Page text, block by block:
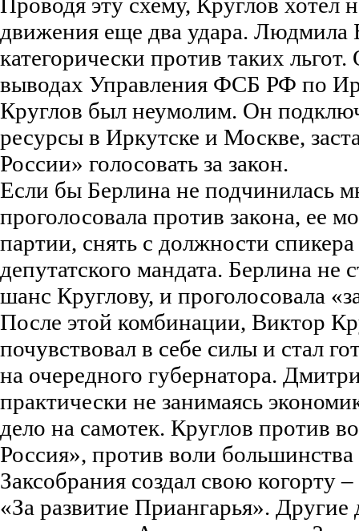
движения еще два удара. Людмила
категорически против таких
выводах Управления ФСБ РФ по
Круглов был неумолим. Он
ресурсы в Иркутске и Москве,
России» голосовать за закон.
Если бы Берлина не подчинилась
проголосовала против закона, ее
партии, снять с должности
депутатского мандата. Берлина не
шанс Круглову, и проголосовала
После этой комбинации, Виктор
почувствовал в себе силы и стал
на очередного губернатора.
практически не занимаясь
дело на самотек. Круглов против
Россия», против воли большинства
Заксобрания создал свою когорту
«За развитие Приангарья».